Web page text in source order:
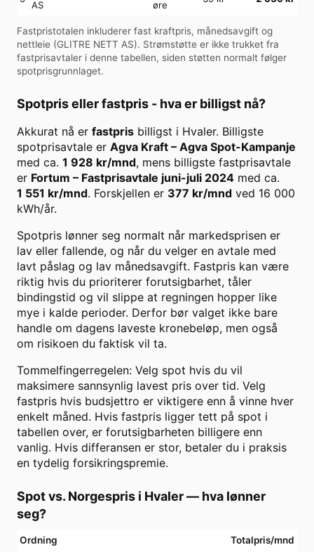
AS
øre
Fastpristotalen inkluderer fast kraftpris, månedsavgift og
nettleie (GLITRE NETT AS). Strømstøtte er ikke trukket fra
fastprisavtaler i denne tabellen, siden støtten normalt følger
spotprisgrunnlaget.
Spotpris eller fastpris - hva er billigst nå?
Akkurat nå er fastpris billigst i Hvaler. Billigste
spotprisavtale er Agva Kraft – Agva Spot-Kampanje
med ca. 1 928 kr/mnd, mens billigste fastprisavtale
er Fortum – Fastprisavtale juni-juli 2024 med ca.
1 551 kr/mnd. Forskjellen er 377 kr/mnd ved 16 000
kWh/år.
Spotpris lønner seg normalt når markedsprisen er
lav eller fallende, og når du velger en avtale med
lavt påslag og lav månedsavgift. Fastpris kan være
riktig hvis du prioriterer forutsigbarhet, tåler
bindingstid og vil slippe at regningen hopper like
mye i kalde perioder. Derfor bør valget ikke bare
handle om dagens laveste kronebeløp, men også
om risikoen du faktisk vil ta.
Tommelfingerregelen: Velg spot hvis du vil
maksimere sannsynlig lavest pris over tid. Velg
fastpris hvis budsjettro er viktigere enn å vinne hver
enkelt måned. Hvis fastpris ligger tett på spot i
tabellen over, er forutsigbarheten billigere enn
vanlig. Hvis differansen er stor, betaler du i praksis
en tydelig forsikringspremie.
Spot vs. Norgespris i Hvaler— hva lønner
seg?
Ordning Totalpris/mnd